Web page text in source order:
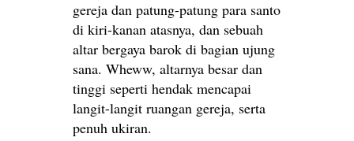
gereja dan patung-patung para santo
di kiri-kanan atasnya, dan sebuah
altar bergaya barok di bagian ujung
sana. Wheww, altarnya besar dan
tinggi seperti hendak mencapai
langit-langit ruangan gereja, serta
penuh ukiran.